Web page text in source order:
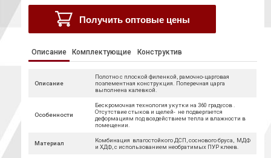
Получить оптовые цены
Описание Комплектующие Конструктив
Описание
Полотно с плоской филенкой, рамочно-царговая
поэлементная конструкция. Поперечная царга
выполнена калевкой.
Особенности
Бескромочная технология укутки на 360 градусов .
Отсутствие стыков и щелей- не подвергается
деформациям под воздействием тепла и влажности в
помещении.
Материал
Комбинация влагостойкого ДСП, соснового бруса, МДФ
и ХДФ, с использованием необратимых ПУР клеев.